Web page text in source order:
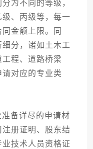
为不同的等级，
、丙级等，每一
金额上限。同
分，诸如土木工
程、道路桥梁
对应的专业类
备详尽的申请材
册证明、股东结
技术人员资格证